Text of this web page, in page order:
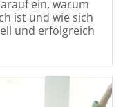
ein, warum
ist und wie sich
und erfolgreich